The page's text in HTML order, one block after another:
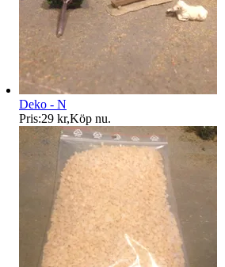
Deko - N
Pris:29 kr,Köp nu.